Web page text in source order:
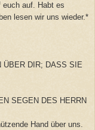
euch auf. Habt es
lesen wir uns wieder.*
ÜBER DIR; DASS SIE
SEGEN DES HERRN
Hand über uns.